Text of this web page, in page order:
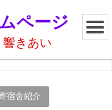
ページ
きあい
宿舎紹介